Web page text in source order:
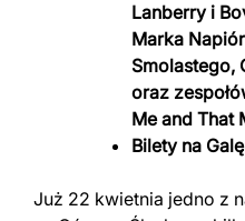
Lanberry i
Marka
Smolastego,
oraz
Me and That
Bilety na
Już 22 kwietnia jedno z